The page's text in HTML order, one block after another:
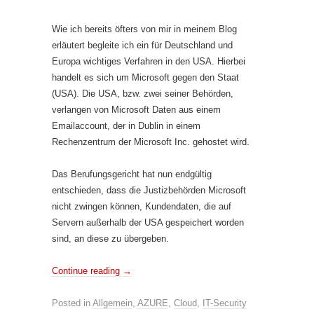
Wie ich bereits öfters von mir in meinem Blog
erläutert begleite ich ein für Deutschland und
Europa wichtiges Verfahren in den USA. Hierbei
handelt es sich um Microsoft gegen den Staat
(USA). Die USA, bzw. zwei seiner Behörden,
verlangen von Microsoft Daten aus einem
Emailaccount, der in Dublin in einem
Rechenzentrum der Microsoft Inc. gehostet wird.
Das Berufungsgericht hat nun endgültig
entschieden, dass die Justizbehörden Microsoft
nicht zwingen können, Kundendaten, die auf
Servern außerhalb der USA gespeichert worden
sind, an diese zu übergeben.
Continue reading →
Posted in Allgemein, AZURE, Cloud, IT-Security